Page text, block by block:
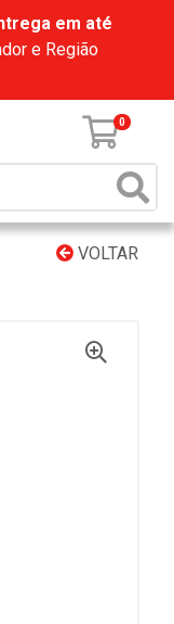
em até
e Região
0
VOLTAR